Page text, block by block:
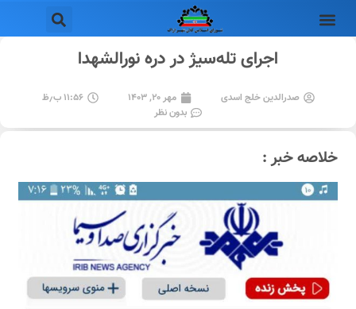
اجرای تله‌سیژ در دره نورالشهدا
صدرالدین خلج اسدی مهر ۲۰, ۱۴۰۳
۱۱:۵۶ ب٫ظ
بدون نظر
خلاصه خبر :